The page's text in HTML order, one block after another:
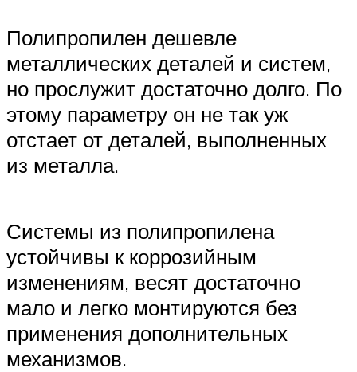
Полипропилен дешевле
металлических деталей и систем,
но прослужит достаточно долго. По
этому параметру он не так уж
отстает от деталей, выполненных
из металла.
Системы из полипропилена
устойчивы к коррозийным
изменениям, весят достаточно
мало и легко монтируются без
применения дополнительных
механизмов.